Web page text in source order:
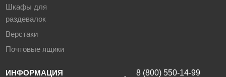
Шкафы для
раздевалок
Верстаки
Почтовые ящики
ИНФОРМАЦИЯ
8 (800) 550-14-99